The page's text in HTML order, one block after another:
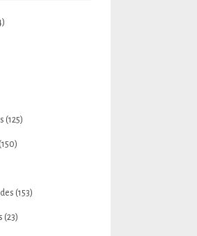
(125)
(150)
(153)
(23)